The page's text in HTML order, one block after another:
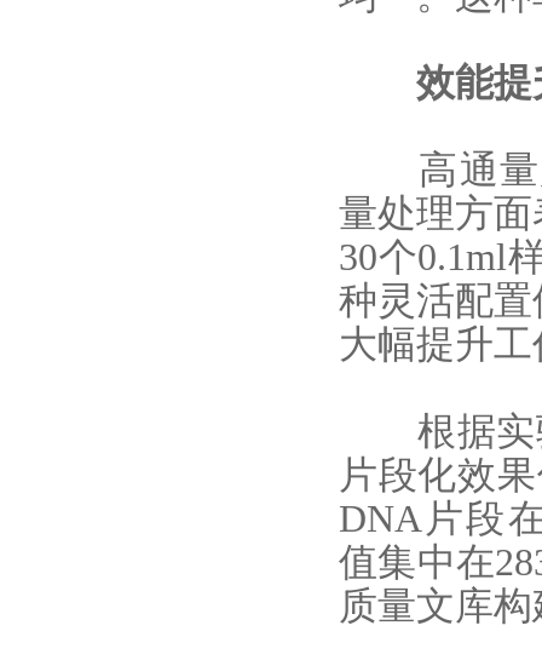
效能提升
高通
量处理方
30个0.1ml
种灵活配
大幅提升
根据实验
片段化效
DNA片段
值集中在
质量文库